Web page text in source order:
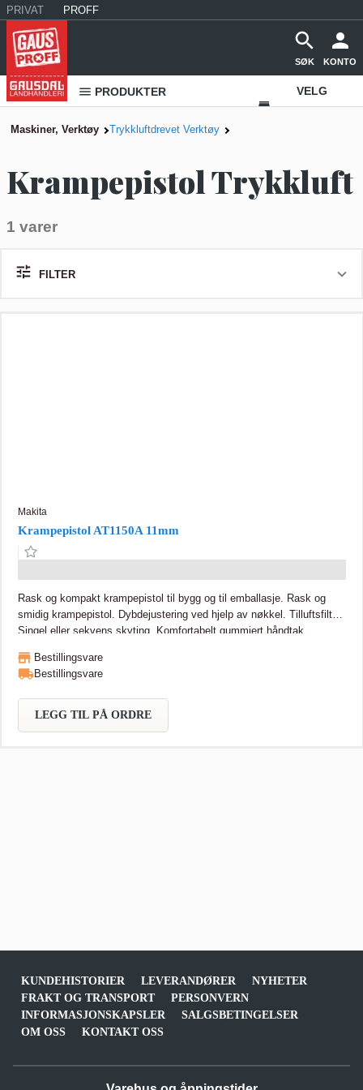
PRIVAT PROFF
SØK KONTO
PRODUKTER VELG
Maskiner, Verktøy Trykkluftdrevet Verktøy
Krampepistol Trykkluft
1 varer
FILTER
Makita
Krampepistol AT1150A 11mm
Rask og kompakt krampepistol til bygg og til emballasje. Rask og
smidig krampepistol. Dybdejustering ved hjelp av nøkkel. Tilluftsfilter.
Singel eller sekvens skyting. Komfortabelt gummiert håndtak.
Bestillingsvare
Bestillingsvare
LEGG TIL PÅ ORDRE
KUNDEHISTORIER LEVERANDØRER
NYHETER
FRAKT OG TRANSPORT
PERSONVERN
INFORMASJONSKAPSLER
SALGSBETINGELSER
OM OSS
KONTAKT OSS